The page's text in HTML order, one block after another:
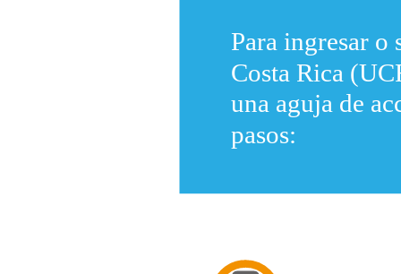
Para ingresar
Costa Rica
una aguja de
pasos: